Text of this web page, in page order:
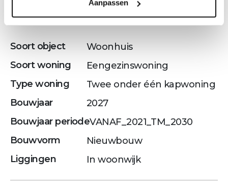
Aanpassen
Soort object
Woonhuis
Soort woning
Eengezinswoning
Type woning
Twee onder één kapwoning
Bouwjaar
2027
Bouwjaar periodeVANAF_2021_TM_2030
Bouwvorm
Nieuwbouw
Liggingen
In woonwijk